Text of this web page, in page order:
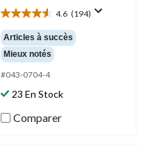
4.6 (194)
4.6
étoile(s)
sur
5.
194
Articles à succès
Mieux notés
#043-0704-4
23 En Stock
Comparer